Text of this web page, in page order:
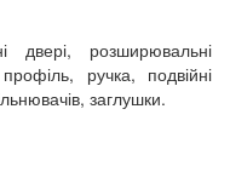
двері, розширювальні
ручка, подвійні
заглушки.